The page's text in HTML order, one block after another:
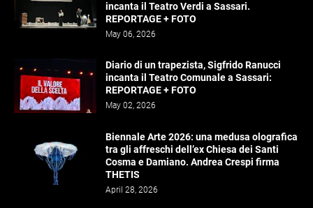
incanta il Teatro Verdi a Sassari.
REPORTAGE + FOTO
May 06, 2026
Diario di un trapezista, Sigfrido Ranucci
incanta il Teatro Comunale a Sassari:
REPORTAGE + FOTO
May 02, 2026
Biennale Arte 2026: una medusa olografica
tra gli affreschi dell’ex Chiesa dei Santi
Cosma e Damiano. Andrea Crespi firma
THETIS
April 28, 2026